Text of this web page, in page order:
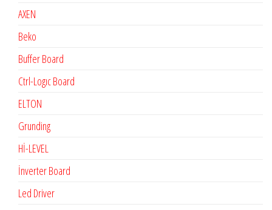
AXEN
Beko
Buffer Board
Ctrl-Logıc Board
ELTON
Grunding
Hİ-LEVEL
İnverter Board
Led Driver